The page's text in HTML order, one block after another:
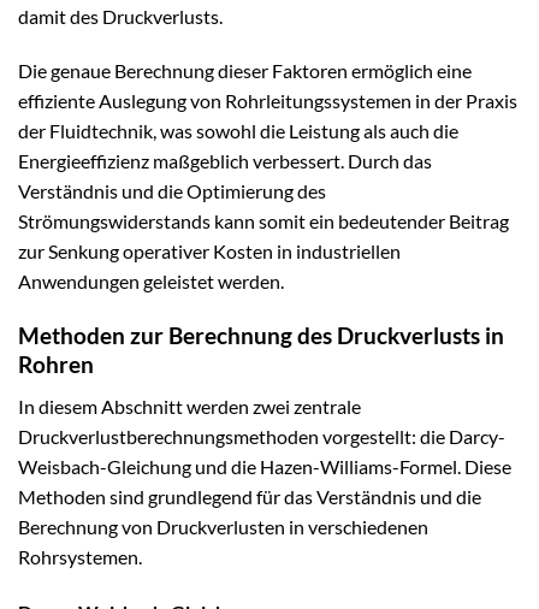
damit des Druckverlusts.
Die genaue Berechnung dieser Faktoren ermöglich eine
effiziente Auslegung von Rohrleitungssystemen in der Praxis
der Fluidtechnik, was sowohl die Leistung als auch die
Energieeffizienz maßgeblich verbessert. Durch das
Verständnis und die Optimierung des
Strömungswiderstands kann somit ein bedeutender Beitrag
zur Senkung operativer Kosten in industriellen
Anwendungen geleistet werden.
Methoden zur Berechnung des Druckverlusts in
Rohren
In diesem Abschnitt werden zwei zentrale
Druckverlustberechnungsmethoden vorgestellt: die Darcy-
Weisbach-Gleichung und die Hazen-Williams-Formel. Diese
Methoden sind grundlegend für das Verständnis und die
Berechnung von Druckverlusten in verschiedenen
Rohrsystemen.